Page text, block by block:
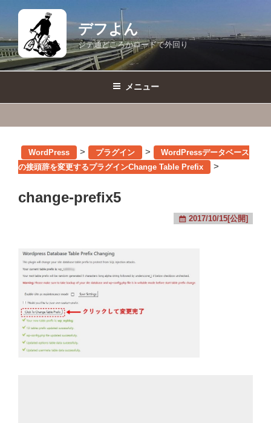
テ
ン
ツ
デフよん
ジテ通どころかロードで外回り
メニュー
WordPress > プラグイン >
WordPressデータベース
の接頭辞を変更するプラグインChange Table Prefix
>
change-prefix5
2017/10/15[公開]